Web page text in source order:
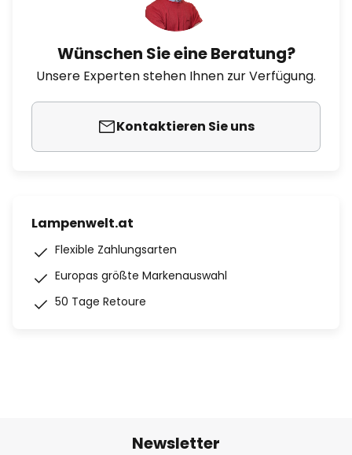
Wünschen Sie eine Beratung?
Unsere Experten stehen Ihnen zur Verfügung.
Kontaktieren Sie uns
Lampenwelt.at
Flexible Zahlungsarten
Europas größte Markenauswahl
50 Tage Retoure
Newsletter